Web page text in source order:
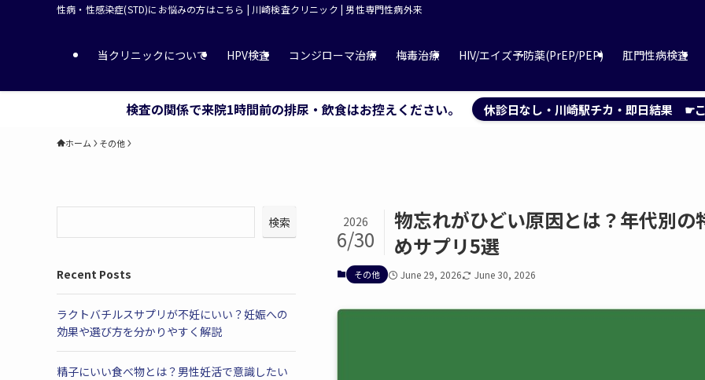
性病・性感染症(STD)にお悩みの方はこちら | 川崎検査クリニック | 男性専門性病外来
当クリニックについて HPV検査 コンジローマ治療 梅毒治療 HIV/エイズ予防薬(PrEP/PEP) 肛門性病検査
検査の関係で来院1時間前の排尿・飲食はお控えください。 休診日なし・川崎駅チカ・即日結果 ☛
ホーム その他
物忘れがひどい原因とは？年代別
めサプリ5選
2026
6/30
その他 June 29, 2026 June 30, 2026
検索
Recent Posts
ラクトバチルスサプリが不妊にいい？妊娠への
効果や選び方を分かりやすく解説
精子にいい食べ物とは？男性妊活で意識したい